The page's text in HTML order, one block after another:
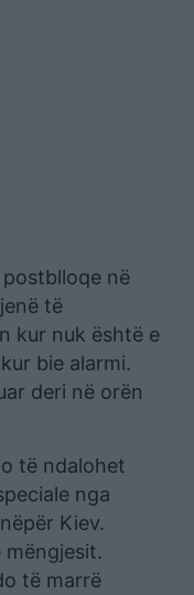
në
të
kur nuk është e
bie alarmi.
deri në orën
të ndalohet
nga
Kiev.
mëngjesit.
të marrë